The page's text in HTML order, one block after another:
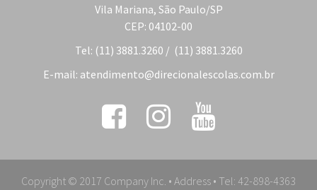
Vila Mariana, São Paulo/SP
CEP: 04102-00
Tel: (11) 3881.3260 / (11) 3881.3260
E-mail: atendimento@direcionalescolas.com.br
Copyright © 2017 Company Inc. • Address • Tel: 42-898-4363